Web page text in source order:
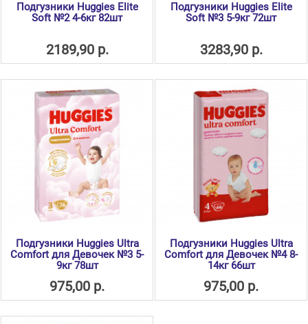
Подгузники Huggies Elite
Soft №2 4-6кг 82шт
2189,90 р.
Подгузники Huggies Elite
Soft №3 5-9кг 72шт
3283,90 р.
Подгузники Huggies Ultra
Comfort для Девочек №3 5-
9кг 78шт
975,00 р.
Подгузники Huggies Ultra
Comfort для Девочек №4 8-
14кг 66шт
975,00 р.